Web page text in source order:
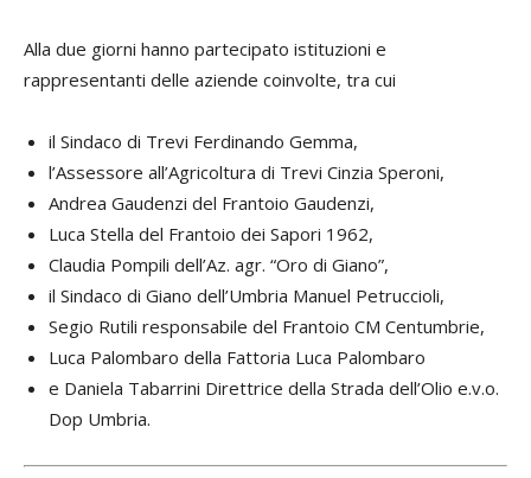
Alla due giorni hanno partecipato istituzioni e
rappresentanti delle aziende coinvolte, tra cui
il Sindaco di Trevi Ferdinando Gemma,
l’Assessore all’Agricoltura di Trevi Cinzia Speroni,
Andrea Gaudenzi del Frantoio Gaudenzi,
Luca Stella del Frantoio dei Sapori 1962,
Claudia Pompili dell’Az. agr. “Oro di Giano”,
il Sindaco di Giano dell’Umbria Manuel Petruccioli,
Segio Rutili responsabile del Frantoio CM Centumbrie,
Luca Palombaro della Fattoria Luca Palombaro
e Daniela Tabarrini Direttrice della Strada dell’Olio e.v.o.
Dop Umbria.